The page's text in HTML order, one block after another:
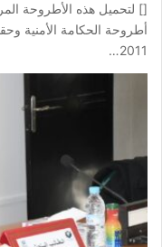
[] لتحميل هذه الأطروحة
أطروحة الحكامة الأمنية
2011…